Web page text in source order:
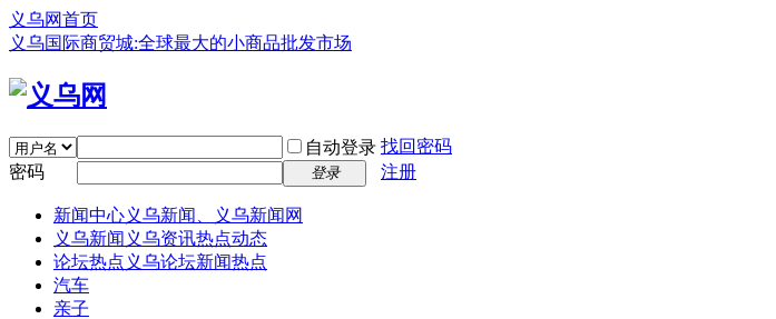
义乌网首页
义乌国际商贸城:全球最大的小商品批发市场
自动登录 找回密码
密码
登录 注册
新闻中心义乌新闻、义乌新闻网
义乌新闻 义乌资讯热点动态
论坛热点 义乌论坛新闻热点
汽车
亲子